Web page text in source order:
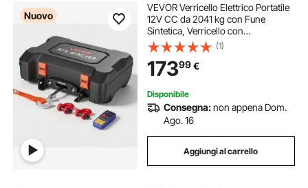
Nuovo
VEVOR Verricello Elettrico Portatile
12V CC da 2041 kg con Fune
Sintetica, Verricello con
Telecomando Wireless e Cablato,
Kit di Recupero con Valigetta,
Passacavo, Gancio, per ATV, UTV e
Off-Road
(1)
17399€
Disponibile
Consegna:non appena Dom.
Ago. 16
Aggiungi al carrello